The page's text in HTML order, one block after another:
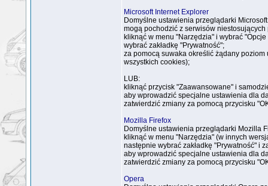
Microsoft Internet Explorer
Domyślne ustawienia przeglądarki
mogą pochodzić z serwisów
kliknąć w menu "Narzędzia" i wybrać
wybrać zakładkę "Prywatność";
za pomocą suwaka określić żądany
wszystkich cookies);
LUB:
kliknąć przycisk "Zaawansowane" i
aby wprowadzić specjalne ustawienia dla
zatwierdzić zmiany za pomocą przycisku
Mozilla Firefox
Domyślne ustawienia przeglądarki Mozilla
kliknąć w menu "Narzędzia" (w innych
następnie wybrać zakładkę "Prywatność" i
aby wprowadzić specjalne ustawienia dla
zatwierdzić zmiany za pomocą przycisku
Opera